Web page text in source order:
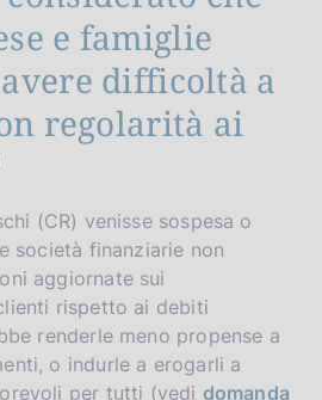
e famiglie
difficoltà a
regolarità ai
(CR) venisse sospesa o
società finanziarie non
aggiornate sui
rispetto ai debiti
renderle meno propense a
o indurle a erogarli a
per tutti (vedi domanda